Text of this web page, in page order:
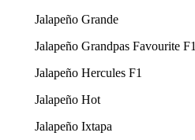
Jalapeño Grande
Jalapeño Grandpas Favourite F1
Jalapeño Hercules F1
Jalapeño Hot
Jalapeño Ixtapa